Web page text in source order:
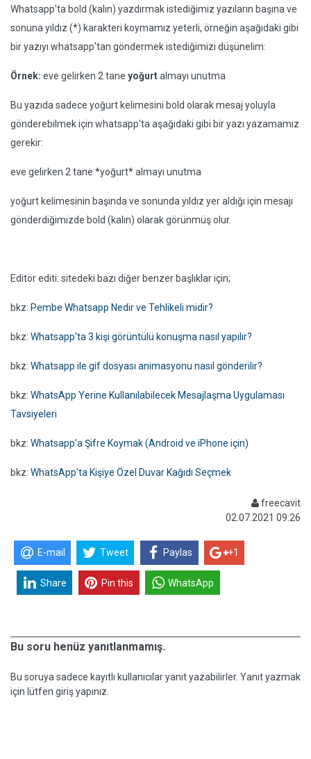
Whatsapp'ta bold (kalın) yazdırmak istediğimiz yazıların başına ve
sonuna yıldız (*) karakteri koymamız yeterli, örneğin aşağıdaki gibi
bir yazıyı whatsapp'tan göndermek istediğimizi düşünelim:
Örnek: eve gelirken 2 tane yoğurtalmayı unutma
Bu yazıda sadece yoğurt kelimesini bold olarak mesaj yoluyla
gönderebilmek için whatsapp'ta aşağıdaki gibi bir yazı yazamamız
gerekir:
eve gelirken 2 tane *yoğurt* almayı unutma
yoğurt kelimesinin başında ve sonunda yıldız yer aldığı için mesajı
gönderdiğimizde bold (kalın) olarak görünmüş olur.
Editör editi: sitedeki bazı diğer benzer başlıklar için;
bkz: Pembe Whatsapp Nedir ve Tehlikeli midir?
bkz: Whatsapp'ta 3 kişi görüntülü konuşma nasıl yapılır?
bkz: Whatsapp ile gif dosyası animasyonu nasıl gönderilir?
bkz: WhatsApp Yerine Kullanılabilecek Mesajlaşma Uygulaması
Tavsiyeleri
bkz: Whatsapp'a Şifre Koymak (Android ve iPhone için)
bkz: WhatsApp'ta Kişiye Özel Duvar Kağıdı Seçmek
freecavit
02.07.2021 09:26
E-mail Tweet Paylas +1
Share Pin this WhatsApp
Bu soru henüz yanıtlanmamış.
Bu soruya sadece kayıtlı kullanıcılar yanıt yazabilirler. Yanıt yazmak
için lütfen giriş yapınız.